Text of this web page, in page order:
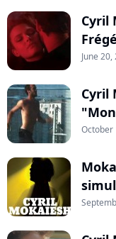
Cyril
Frégé
June 20,
Cyril
October